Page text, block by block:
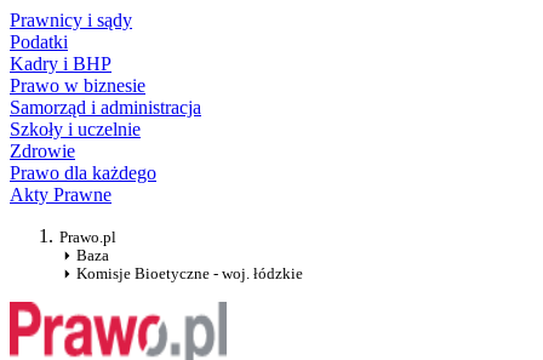
Prawnicy i sądy
Podatki
Kadry i BHP
Prawo w biznesie
Samorząd i administracja
Szkoły i uczelnie
Zdrowie
Prawo dla każdego
Akty Prawne
Prawo.pl
Baza
Komisje Bioetyczne - woj. łódzkie